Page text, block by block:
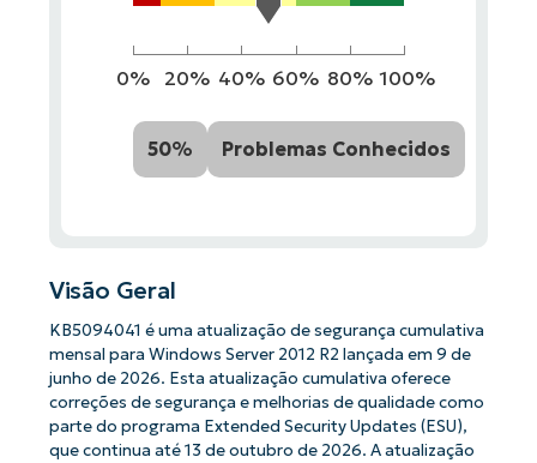
0% 20% 40% 60% 80% 100%
50% Problemas Conhecidos
Visão Geral
KB5094041 é uma atualização de segurança cumulativa
mensal para Windows Server 2012 R2 lançada em 9 de
junho de 2026. Esta atualização cumulativa oferece
correções de segurança e melhorias de qualidade como
parte do programa Extended Security Updates (ESU),
que continua até 13 de outubro de 2026. A atualização